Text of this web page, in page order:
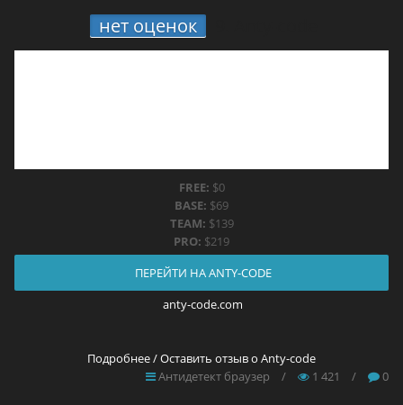
нет оценок
FREE: $0
BASE: $69
TEAM: $139
PRO: $219
ПЕРЕЙТИ НА ANTY-CODE
anty-code.com
Подробнее / Оставить отзыв о Anty-code
Антидетект браузер
/ 1 421 / 0